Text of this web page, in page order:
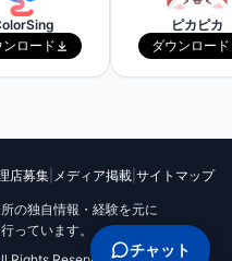
チャット
ンロード
ピカピカ
ダウンロード
店募集 メディア掲載 サイトマップ
の独自情報・経験を元に
っています。